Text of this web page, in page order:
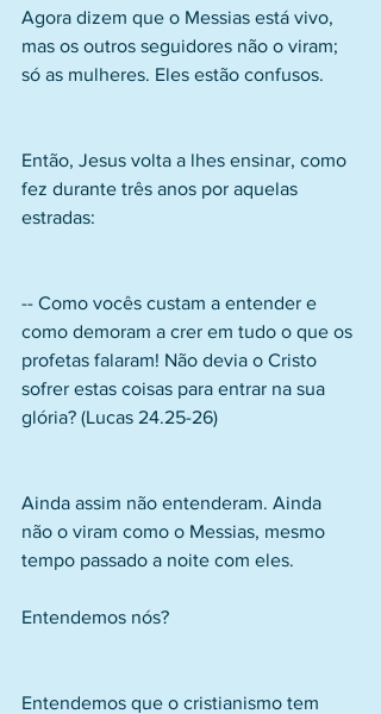
Agora dizem que o Messias está vivo,
mas os outros seguidores não o viram;
só as mulheres. Eles estão confusos.
Então, Jesus volta a lhes ensinar, como
fez durante três anos por aquelas
estradas:
-- Como vocês custam a entender e
como demoram a crer em tudo o que os
profetas falaram! Não devia o Cristo
sofrer estas coisas para entrar na sua
glória? (Lucas 24.25-26)
Ainda assim não entenderam. Ainda
não o viram como o Messias, mesmo
tempo passado a noite com eles.
Entendemos nós?
Entendemos que o cristianismo tem